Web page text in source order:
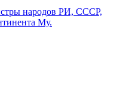
народов РИ, СССР,
Му.